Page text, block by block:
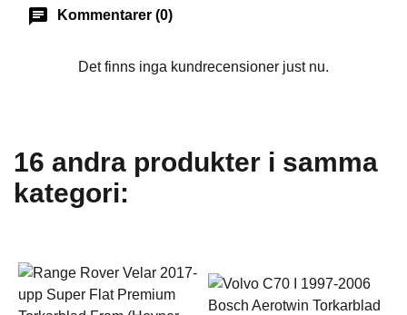
chat Kommentarer (0)
Det finns inga kundrecensioner just nu.
16 andra produkter i samma
kategori: